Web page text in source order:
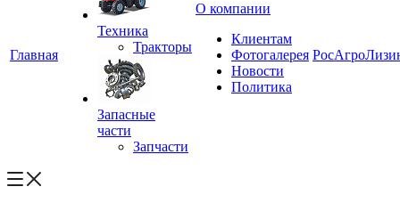
Главная
Техника
Тракторы
Запасные
части
Запчасти
О компании
Клиентам
Фотогалерея
Новости
Политика